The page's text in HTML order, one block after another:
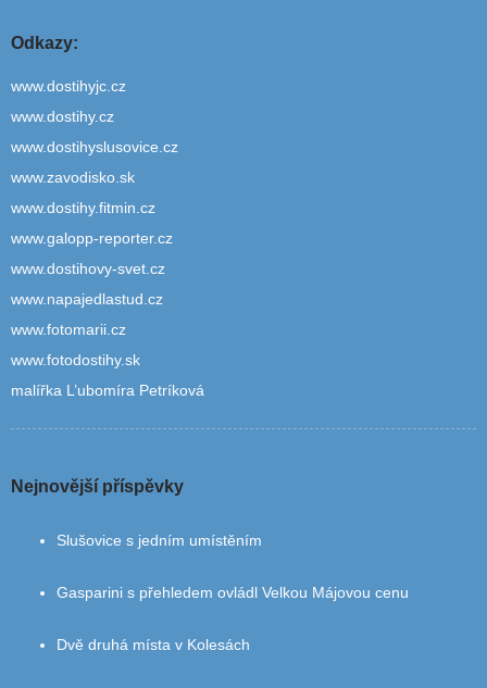
Odkazy:
www.dostihyjc.cz
www.dostihy.cz
www.dostihyslusovice.cz
www.zavodisko.sk
www.dostihy.fitmin.cz
www.galopp-reporter.cz
www.dostihovy-svet.cz
www.napajedlastud.cz
www.fotomarii.cz
www.fotodostihy.sk
malířka L’ubomíra Petríková
Nejnovější příspěvky
Slušovice s jedním umístěním
Gasparini s přehledem ovládl Velkou Májovou cenu
Dvě druhá místa v Kolesách